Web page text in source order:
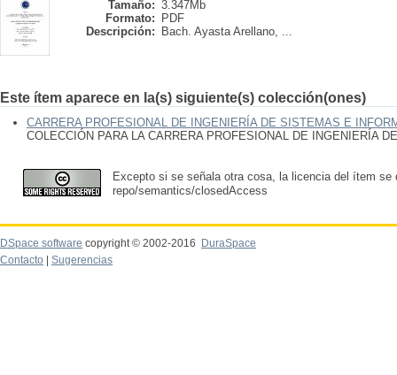
Tamaño: 3.347Mb
Formato:
PDF
Descripción:
Bach. Ayasta Arellano, ...
Este ítem aparece en la(s) siguiente(s) colección(ones)
CARRERA PROFESIONAL DE INGENIERÍA DE SISTEMAS E
COLECCIÓN PARA LA CARRERA PROFESIONAL DE INGENIERÍA
Excepto si se señala otra cosa, la licencia del ítem se
repo/semantics/closedAccess
DSpace software copyright © 2002-2016
DuraSpace
Contacto
Sugerencias